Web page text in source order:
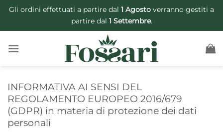
Salta
contenuti
Gli ordini effettuati a partire dal 1 Agosto verranno gestiti a
partire dal 1 Settembre.
INFORMATIVA AI SENSI DEL
REGOLAMENTO EUROPEO 2016/679
(GDPR) in materia di protezione dei dati
personali